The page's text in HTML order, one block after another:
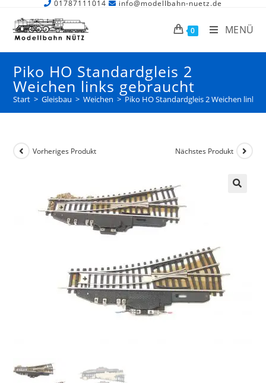
01787111014 info@modellbahn-nuetz.de
0 MENÜ
Piko HO Standardgleis 2
Weichen links gebraucht
Start > Gleisbau > Weichen > Piko HO Standardgleis 2 Weichen links
Vorheriges Produkt Nächstes Produkt